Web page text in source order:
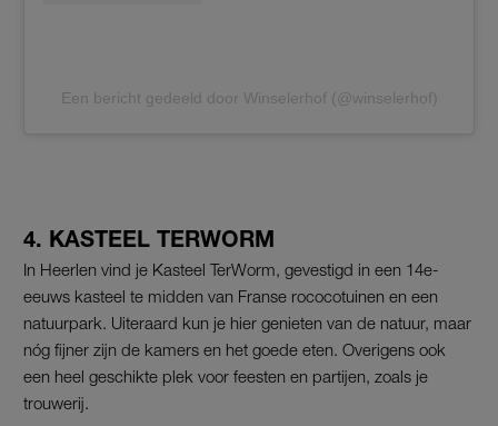
Een bericht gedeeld door Winselerhof (@winselerhof)
4. KASTEEL TERWORM
In Heerlen vind je Kasteel TerWorm, gevestigd in een 14e-
eeuws kasteel te midden van Franse rococotuinen en een
natuurpark. Uiteraard kun je hier genieten van de natuur, maar
nóg fijner zijn de kamers en het goede eten. Overigens ook
een heel geschikte plek voor feesten en partijen, zoals je
trouwerij.